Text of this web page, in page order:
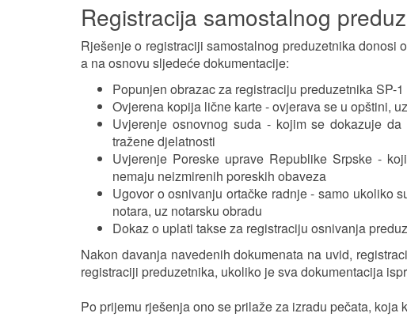
Registracija samostalnog
Rješenje o registraciji samostalnog preduzetnika donosi
a na osnovu sljedeće dokumentacije:
Popunjen obrazac za registraciju preduzetnika SP-
Ovjerena kopija lične karte - ovjerava se u opštini,
Uvjerenje osnovnog suda - kojim se dokazuje
tražene djelatnosti
Uvjerenje Poreske uprave Republike Srpske -
nemaju neizmirenih poreskih obaveza
Ugovor o osnivanju ortačke radnje - samo ukoliko
notara, uz notarsku obradu
Dokaz o uplati takse za registraciju osnivanja
Nakon davanja navedenih dokumenata na uvid,
registraciji preduzetnika, ukoliko je sva dokumentacija
Po prijemu rješenja ono se prilaže za izradu pečata, koja